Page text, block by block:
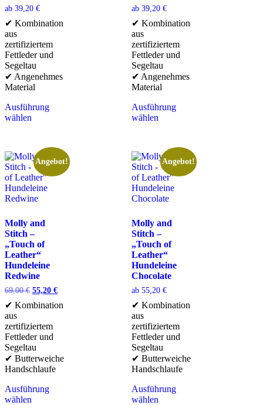
ab 39,20 €
✔ Kombination
aus
zertifiziertem
Fettleder und
Segeltau
✔ Angenehmes
Material
Ausführung
wählen
ab 39,20 €
✔ Kombination
aus
zertifiziertem
Fettleder und
Segeltau
✔ Angenehmes
Material
Ausführung
wählen
Angebot!
Molly and
Stitch –
„Touch of
Leather“
Hundeleine
Redwine
69,00€ 55,20 €
✔ Kombination
aus
zertifiziertem
Fettleder und
Segeltau
✔ Butterweiche
Handschlaufe
Ausführung
wählen
Angebot!
Molly and
Stitch –
„Touch of
Leather“
Hundeleine
Chocolate
ab 55,20 €
✔ Kombination
aus
zertifiziertem
Fettleder und
Segeltau
✔ Butterweiche
Handschlaufe
Ausführung
wählen